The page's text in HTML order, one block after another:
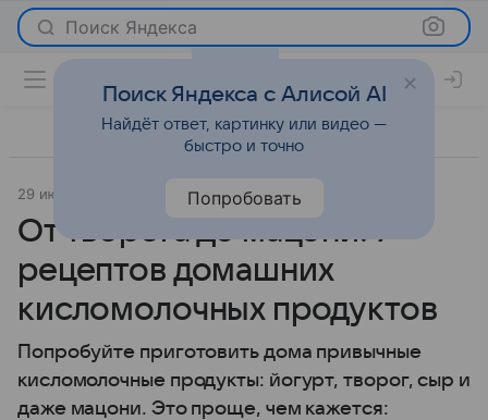
Поиск Яндекса
29 июня 2026 Леди Mail Рецепты
От творога до мацони: 7
рецептов домашних
кисломолочных продуктов
Попробуйте приготовить дома привычные
кисломолочные продукты: йогурт, творог, сыр и
даже мацони. Это проще, чем кажется:
Поиск Яндекса с Алисой AI
Найдёт ответ, картинку или видео —
быстро и точно
Попробовать